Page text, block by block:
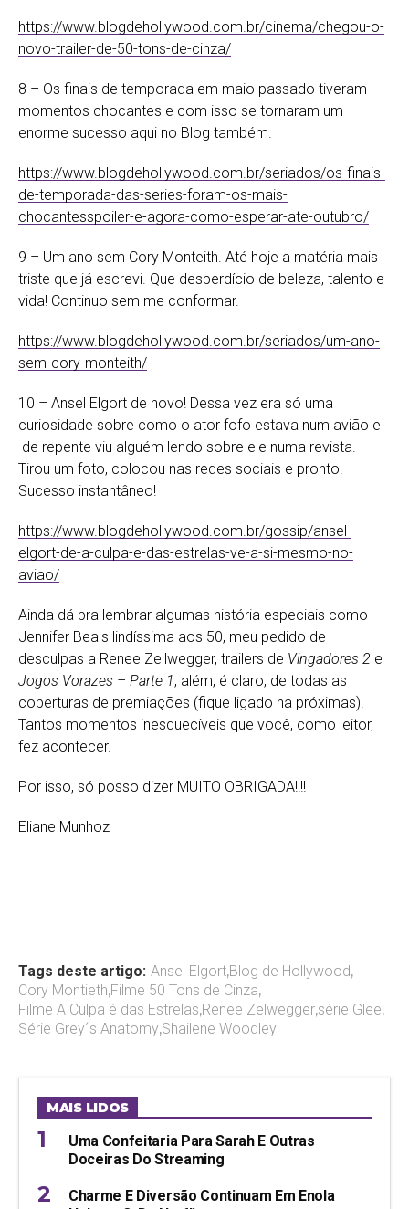
https://www.blogdehollywood.com.br/cinema/chegou-o-
novo-trailer-de-50-tons-de-cinza/
8 – Os finais de temporada em maio passado tiveram
momentos chocantes e com isso se tornaram um
enorme sucesso aqui no Blog também.
https://www.blogdehollywood.com.br/seriados/os-finais-
de-temporada-das-series-foram-os-mais-
chocantesspoiler-e-agora-como-esperar-ate-outubro/
9 – Um ano sem Cory Monteith. Até hoje a matéria mais
triste que já escrevi. Que desperdício de beleza, talento e
vida! Continuo sem me conformar.
https://www.blogdehollywood.com.br/seriados/um-ano-
sem-cory-monteith/
10 – Ansel Elgort de novo! Dessa vez era só uma
curiosidade sobre como o ator fofo estava num avião e
de repente viu alguém lendo sobre ele numa revista.
Tirou um foto, colocou nas redes sociais e pronto.
Sucesso instantâneo!
https://www.blogdehollywood.com.br/gossip/ansel-
elgort-de-a-culpa-e-das-estrelas-ve-a-si-mesmo-no-
aviao/
Ainda dá pra lembrar algumas história especiais como
Jennifer Beals lindíssima aos 50, meu pedido de
desculpas a Renee Zellwegger, trailers de Vingadores 2 e
Jogos Vorazes – Parte 1, além, é claro, de todas as
coberturas de premiações (fique ligado na próximas).
Tantos momentos inesquecíveis que você, como leitor,
fez acontecer.
Por isso, só posso dizer MUITO OBRIGADA!!!!
Eliane Munhoz
Tags deste artigo: Ansel Elgort,Blog de Hollywood,
Cory Montieth,Filme 50 Tons de Cinza,
Filme A Culpa é das Estrelas,Renee Zelwegger,série Glee,
Série Grey´s Anatomy,Shailene Woodley
MAIS LIDOS
Uma Confeitaria Para Sarah E Outras
Doceiras Do Streaming
Charme E Diversão Continuam Em Enola